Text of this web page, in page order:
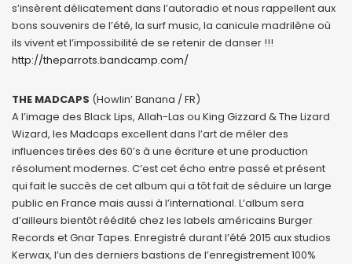
s’insèrent délicatement dans l’autoradio et nous rappellent aux
bons souvenirs de l’été, la surf music, la canicule madrilène où
ils vivent et l’impossibilité de se retenir de danser !!!
http://theparrots.bandcamp.com/
THE MADCAPS (Howlin’ Banana / FR)
A l’image des Black Lips, Allah-Las ou King Gizzard & The Lizard
Wizard, les Madcaps excellent dans l’art de méler des
influences tirées des 60’s à une écriture et une production
résolument modernes. C’est cet écho entre passé et présent
qui fait le succès de cet album qui a tôt fait de séduire un large
public en France mais aussi à l’international. L’album sera
d’ailleurs bientôt réédité chez les labels américains Burger
Records et Gnar Tapes. Enregistré durant l’été 2015 aux studios
Kerwax, l’un des derniers bastions de l’enregistrement 100%